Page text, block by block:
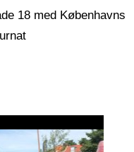
18 med Københavns